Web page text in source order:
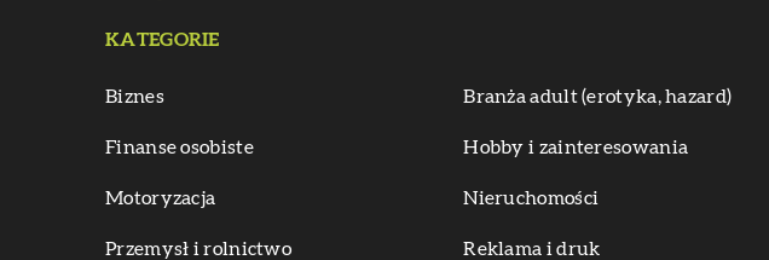
KATEGORIE
Biznes Branża adult (erotyka, hazard)
Finanse osobiste Hobby i zainteresowania
Motoryzacja Nieruchomości
Przemysł i rolnictwo Reklama i druk